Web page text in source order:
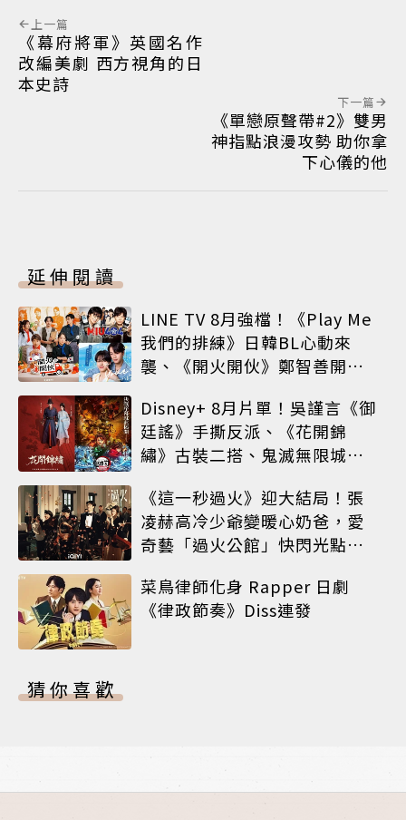
上一篇
《幕府將軍》英國名作
改編美劇 西方視角的日
本史詩
下一篇
《單戀原聲帶#2》雙男
神指點浪漫攻勢 助你拿
下心儀的他
延伸閱讀
LINE TV 8月強檔！《Play Me
我們的排練》日韓BL心動來
襲、《開火開伙》鄭智善開餐
歸
Disney+ 8月片單！吳謹言《御
廷謠》手撕反派、《花開錦
繡》古裝二搭、鬼滅無限城震
《這一秒過火》迎大結局！張
凌赫高冷少爺變暖心奶爸，愛
奇藝「過火公館」快閃光點台
菜鳥律師化身 Rapper 日劇
《律政節奏》Diss連發
猜你喜歡